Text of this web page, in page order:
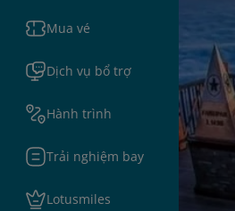
Mua vé
Dịch vụ bổ trợ
Hành trình
Trải nghiệm bay
Lotusmiles